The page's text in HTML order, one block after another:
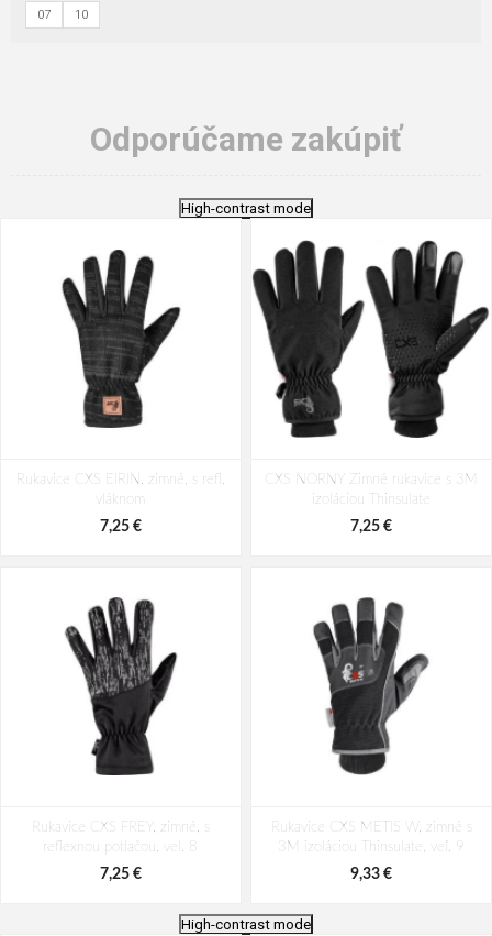
07 10
Odporúčame zakúpiť
High-contrast mode
Rukavice CXS EIRIN, zimné, s refl.
vláknom
7,25 €
CXS NORNY Zimné rukavice s 3M
izoláciou Thinsulate
7,25 €
Rukavice CXS FREY, zimné, s
reflexnou potlačou, vel. 8
7,25 €
Rukavice CXS METIS W, zimné s
3M izoláciou Thinsulate, veľ. 9
9,33 €
High-contrast mode